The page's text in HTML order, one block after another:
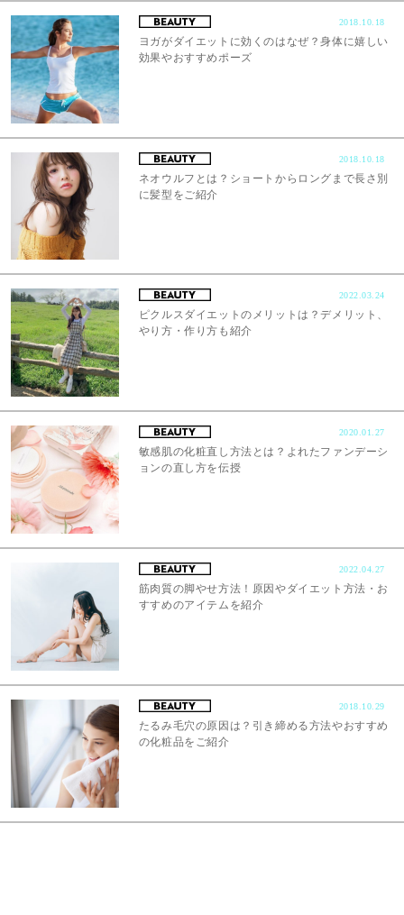
2018.10.18
ヨガがダイエットに効くのはなぜ？身体に嬉しい
効果やおすすめポーズ
2018.10.18
ネオウルフとは？ショートからロングまで長さ別
に髪型をご紹介
2022.03.24
ピクルスダイエットのメリットは？デメリット、
やり方・作り方も紹介
2020.01.27
敏感肌の化粧直し方法とは？よれたファンデーシ
ョンの直し方を伝授
2022.04.27
筋肉質の脚やせ方法！原因やダイエット方法・お
すすめのアイテムを紹介
2018.10.29
たるみ毛穴の原因は？引き締める方法やおすすめ
の化粧品をご紹介